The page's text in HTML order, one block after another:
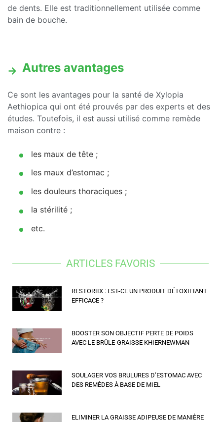
de dents. Elle est traditionnellement utilisée comme
bain de bouche.
Autres avantages
Ce sont les avantages pour la santé de Xylopia
Aethiopica qui ont été prouvés par des experts et des
études. Toutefois, il est aussi utilisé comme remède
maison contre :
les maux de tête ;
les maux d’estomac ;
les douleurs thoraciques ;
la stérilité ;
etc.
ARTICLES FAVORIS
RESTORIIX : EST-CE UN PRODUIT DÉTOXIFIANT
EFFICACE ?
BOOSTER SON OBJECTIF PERTE DE POIDS
AVEC LE BRÛLE-GRAISSE KHIERNEWMAN
SOULAGER VOS BRULURES D’ESTOMAC AVEC
DES REMÈDES À BASE DE MIEL
ELIMINER LA GRAISSE ADIPEUSE DE MANIÈRE